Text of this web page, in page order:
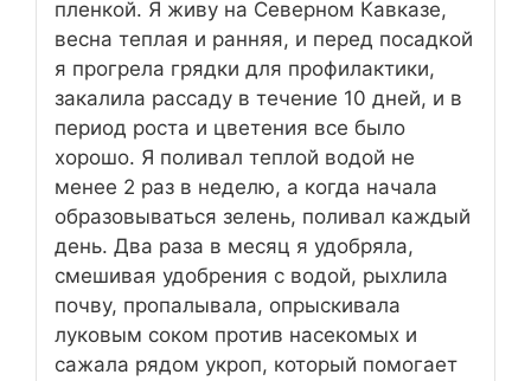
пленкой. Я живу на Северном Кавказе,
весна теплая и ранняя, и перед посадкой
я прогрела грядки для профилактики,
закалила рассаду в течение 10 дней, и в
период роста и цветения все было
хорошо. Я поливал теплой водой не
менее 2 раз в неделю, а когда начала
образовываться зелень, поливал каждый
день. Два раза в месяц я удобряла,
смешивая удобрения с водой, рыхлила
почву, пропалывала, опрыскивала
луковым соком против насекомых и
сажала рядом укроп, который помогает